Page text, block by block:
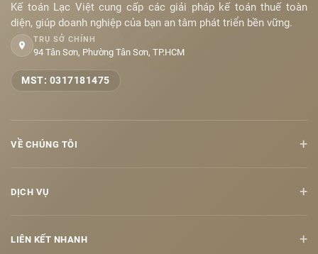
Kế toán Lạc Việt cung cấp các giải pháp kế toán thuế toàn
diện, giúp doanh nghiệp của bạn an tâm phát triển bền vững.
TRỤ SỞ CHÍNH
94 Tân Sơn, Phường Tân Sơn, TP.HCM
MST: 0317181475
VỀ CHÚNG TÔI +
DỊCH VỤ +
LIÊN KẾT NHANH +